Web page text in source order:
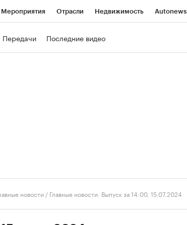
Мероприятия Отрасли Недвижимость Autonews
Передачи Последние видео
новости / Главные новости. Выпуск за 14:00, 15.07.2024